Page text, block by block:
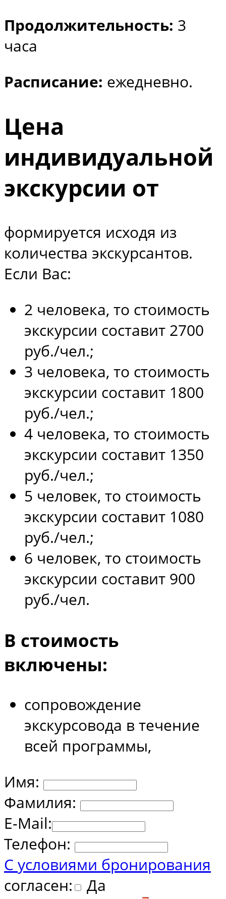
Продолжительность: 3
часа
Расписание: ежедневно.
Цена
индивидуальной
экскурсии от
формируется исходя из
количества экскурсантов.
Если Вас:
2 человека, то стоимость
экскурсии составит 2700
руб./чел.;
3 человека, то стоимость
экскурсии составит 1800
руб./чел.;
4 человека, то стоимость
экскурсии составит 1350
руб./чел.;
5 человек, то стоимость
экскурсии составит 1080
руб./чел.;
6 человек, то стоимость
экскурсии составит 900
руб./чел.
В стоимость
включены:
сопровождение
экскурсовода в течение
всей программы,
Имя:
Фамилия:
E-Mail:
Телефон:
С условиями бронирования
согласен:
Да